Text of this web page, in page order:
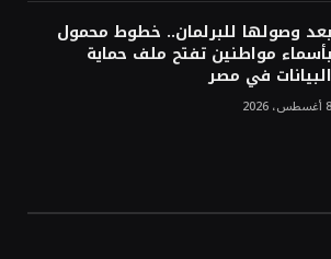
بعد وصولها للبرلمان.. خطوط محمول
بأسماء مواطنين تفتح ملف حماية
البيانات في مصر
8 أغسطس، 2026